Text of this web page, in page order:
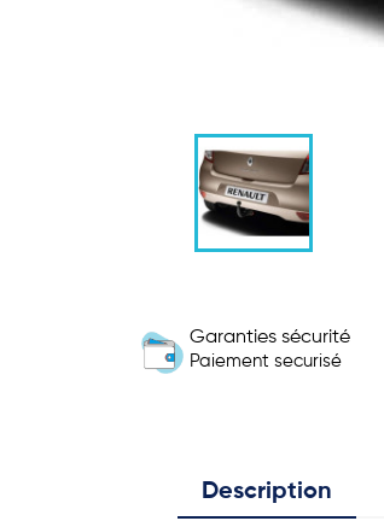
Garanties sécurité
Paiement securisé
Description